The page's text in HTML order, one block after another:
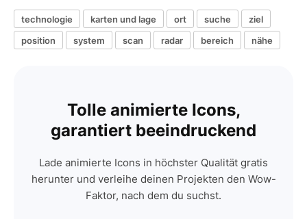
technologie karten und lage ort suche
ziel
position
system scan radar bereich nähe
Tolle animierte Icons,
garantiert beeindruckend
Lade animierte Icons in höchster Qualität gratis
herunter und verleihe deinen Projekten den Wow-
Faktor, nach dem du suchst.